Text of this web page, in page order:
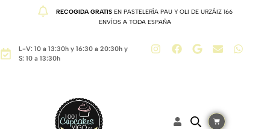
RECOGIDA GRATISEN PASTELERÍA PAU Y OLI DE URZÁIZ 166
ENVÍOS A TODA ESPAÑA
L-V: 10 a 13:30h y 16:30 a 20:30h y
S: 10 a 13:30h